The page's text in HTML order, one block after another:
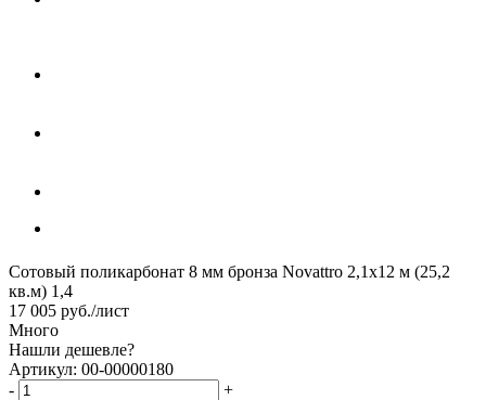
Сотовый поликарбонат 8 мм бронза Novattro 2,1х12 м (25,2
кв.м) 1,4
17 005 руб./лист
Много
Нашли дешевле?
Артикул: 00-00000180
-
+